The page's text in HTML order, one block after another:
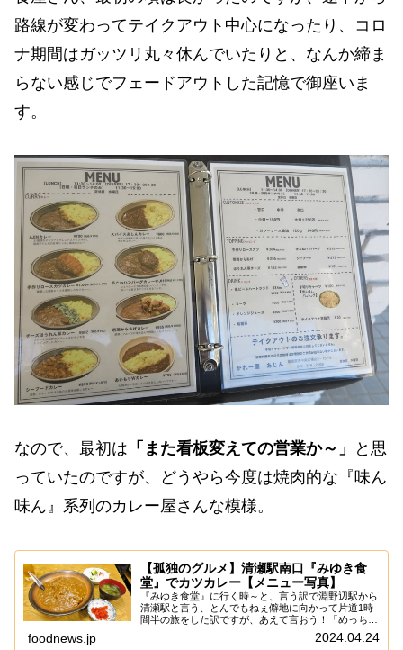
路線が変わってテイクアウト中心になったり、コロ
ナ期間はガッツリ丸々休んでいたりと、なんか締ま
らない感じでフェードアウトした記憶で御座いま
す。
なので、最初は 「また看板変えての営業か～」
と思
っていたのですが、どうやら今度は焼肉的な『味ん
味ん』系列のカレー屋さんな模様。
【孤独のグルメ】清瀬駅南口『みゆき食
堂』でカツカレー【メニュー写真】
『みゆき食堂』に行く時～と、言う訳で淵野辺駅から
清瀬駅と言う、とんでもねぇ僻地に向かって片道1時
間半の旅をした訳ですが、あえて言おう！「めっちゃ
定休日であると！」うん。マジに遠くに行く時は、必
ずネットで調べる時も”ダブルチェック”が不可欠で...
foodnews.jp 2024.04.24